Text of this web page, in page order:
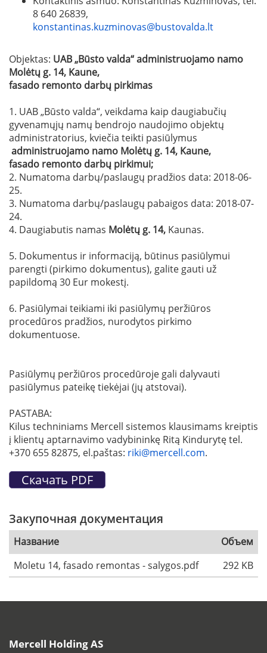
8 640 26839,
konstantinas.kuzminovas@bustovalda.lt
Objektas: UAB „Būsto valda“ administruojamo namo
Molėtų g. 14, Kaune,
fasado remonto darbų pirkimas
1. UAB „Būsto valda“, veikdama kaip daugiabučių
gyvenamųjų namų bendrojo naudojimo objektų
administratorius, kviečia teikti pasiūlymus
administruojamo namo Molėtų g. 14, Kaune,
fasado remonto darbų pirkimui;
2. Numatoma darbų/paslaugų pradžios data: 2018-06-
25.
3. Numatoma darbų/paslaugų pabaigos data: 2018-07-
24.
4. Daugiabutis namas Molėtų g. 14, Kaunas.
5. Dokumentus ir informaciją, būtinus pasiūlymui
parengti (pirkimo dokumentus), galite gauti už
papildomą 30 Eur mokestį.
6. Pasiūlymai teikiami iki pasiūlymų peržiūros
procedūros pradžios, nurodytos pirkimo
dokumentuose.
Pasiūlymų peržiūros procedūroje gali dalyvauti
pasiūlymus pateikę tiekėjai (jų atstovai).
PASTABA:
Kilus techniniams Mercell sistemos klausimams kreiptis
į klientų aptarnavimo vadybininkę Ritą Kindurytę tel.
+370 655 82875, el.paštas: riki@mercell.com.
Закупочная документация
Название
Объем
Moletu 14, fasado remontas - salygos.pdf
292 KB
Mercell Holding AS